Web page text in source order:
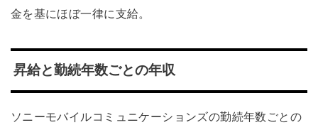
金を基にほぼ一律に支給。
昇給と勤続年数ごとの年収
ソニーモバイルコミュニケーションズの勤続年数ごとの